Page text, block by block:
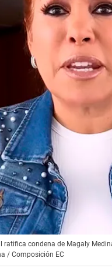
ratifica condena de Magaly
/ Composición EC